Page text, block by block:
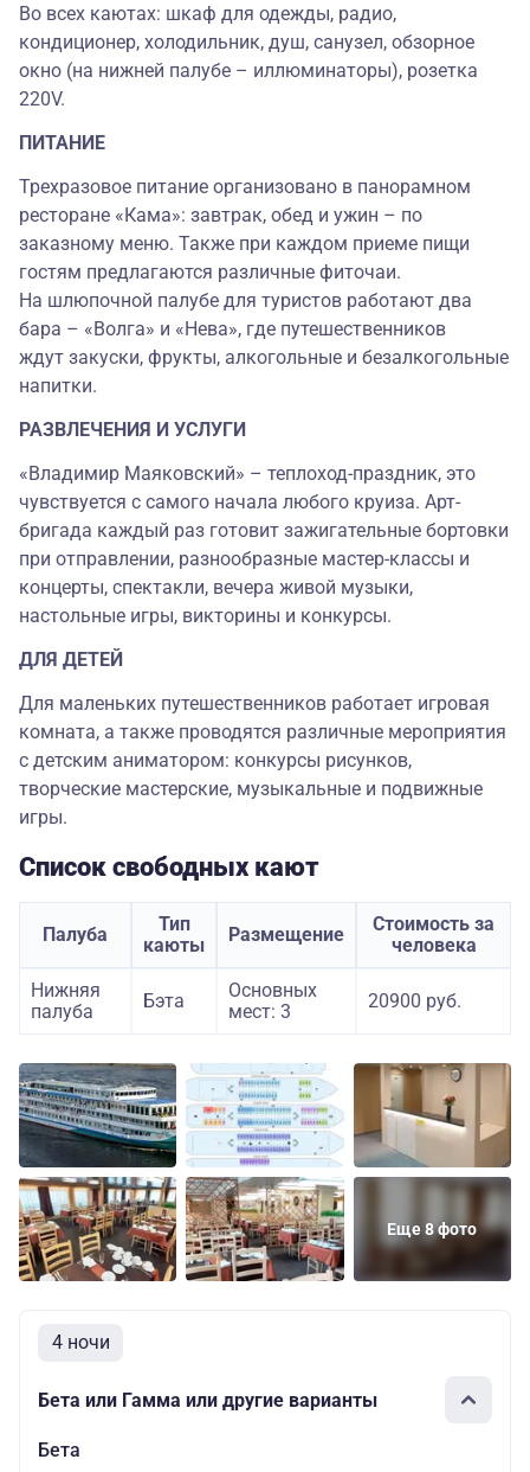
Во всех каютах: шкаф для одежды, радио,
кондиционер, холодильник, душ, санузел, обзорное
окно (на нижней палубе – иллюминаторы), розетка
220V.
ПИТАНИЕ
Трехразовое питание организовано в панорамном
ресторане «Кама»: завтрак, обед и ужин – по
заказному меню. Также при каждом приеме пищи
гостям предлагаются различные фиточаи.
На шлюпочной палубе для туристов работают два
бара – «Волга» и «Нева», где путешественников
ждут закуски, фрукты, алкогольные и безалкогольные
напитки.
РАЗВЛЕЧЕНИЯ И УСЛУГИ
«Владимир Маяковский» – теплоход-праздник, это
чувствуется с самого начала любого круиза. Арт-
бригада каждый раз готовит зажигательные бортовки
при отправлении, разнообразные мастер-классы и
концерты, спектакли, вечера живой музыки,
настольные игры, викторины и конкурсы.
ДЛЯ ДЕТЕЙ
Для маленьких путешественников работает игровая
комната, а также проводятся различные мероприятия
с детским аниматором: конкурсы рисунков,
творческие мастерские, музыкальные и подвижные
игры.
Список свободных кают
Палуба
Тип
каюты
Размещение
Стоимость за
человека
Нижняя
палуба
Бэта
Основных
мест: 3
20900 руб.
Еще 8 фото
4 ночи
Бета или Гамма или другие варианты
Бета